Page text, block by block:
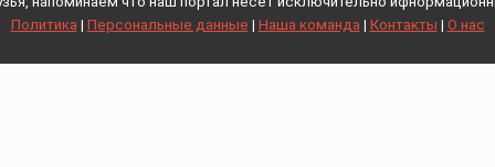
Политика | Персональные данные | Наша команда | Контакты | О нас